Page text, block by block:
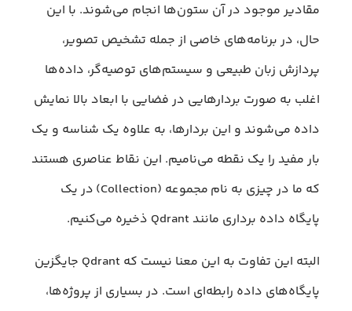
مقادیر موجود در آن ستون‌ها انجام می‌شوند. با این
حال، در برنامه‌های خاصی از جمله تشخیص تصویر،
پردازش زبان طبیعی و سیستم‌های توصیه‌گر، داده‌ها
اغلب به صورت بردارهایی در فضایی با ابعاد بالا نمایش
داده می‌شوند و این بردارها، به علاوه یک شناسه و یک
بار مفید را یک نقطه می‌نامیم. این نقاط عناصری هستند
که ما در چیزی به نام مجموعه (Collection) در یک
پایگاه داده برداری مانند Qdrant ذخیره می‌کنیم.
البته این تفاوت به این معنا نیست که Qdrant جایگزین
پایگاه‌های داده رابطه‌ای است. در بسیاری از پروژه‌ها،